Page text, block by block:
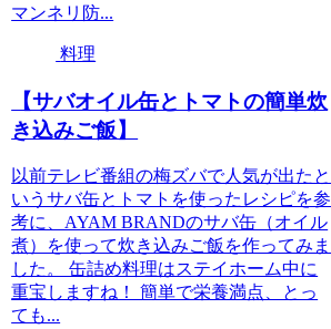
マンネリ防...
料理
【サバオイル缶とトマトの簡単炊
き込みご飯】
以前テレビ番組の梅ズバで人気が出たと
いうサバ缶とトマトを使ったレシピを参
考に、AYAM BRANDのサバ缶（オイル
煮）を使って炊き込みご飯を作ってみま
した。 缶詰め料理はステイホーム中に
重宝しますね！ 簡単で栄養満点、とっ
ても...